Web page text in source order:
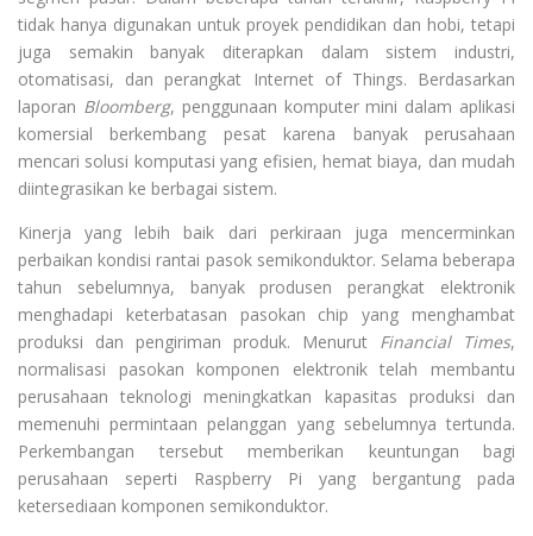
tidak hanya digunakan untuk proyek pendidikan dan hobi, tetapi
juga semakin banyak diterapkan dalam sistem industri,
otomatisasi, dan perangkat Internet of Things. Berdasarkan
laporan Bloomberg, penggunaan komputer mini dalam aplikasi
komersial berkembang pesat karena banyak perusahaan
mencari solusi komputasi yang efisien, hemat biaya, dan mudah
diintegrasikan ke berbagai sistem.
Kinerja yang lebih baik dari perkiraan juga mencerminkan
perbaikan kondisi rantai pasok semikonduktor. Selama beberapa
tahun sebelumnya, banyak produsen perangkat elektronik
menghadapi keterbatasan pasokan chip yang menghambat
produksi dan pengiriman produk. Menurut Financial Times,
normalisasi pasokan komponen elektronik telah membantu
perusahaan teknologi meningkatkan kapasitas produksi dan
memenuhi permintaan pelanggan yang sebelumnya tertunda.
Perkembangan tersebut memberikan keuntungan bagi
perusahaan seperti Raspberry Pi yang bergantung pada
ketersediaan komponen semikonduktor.